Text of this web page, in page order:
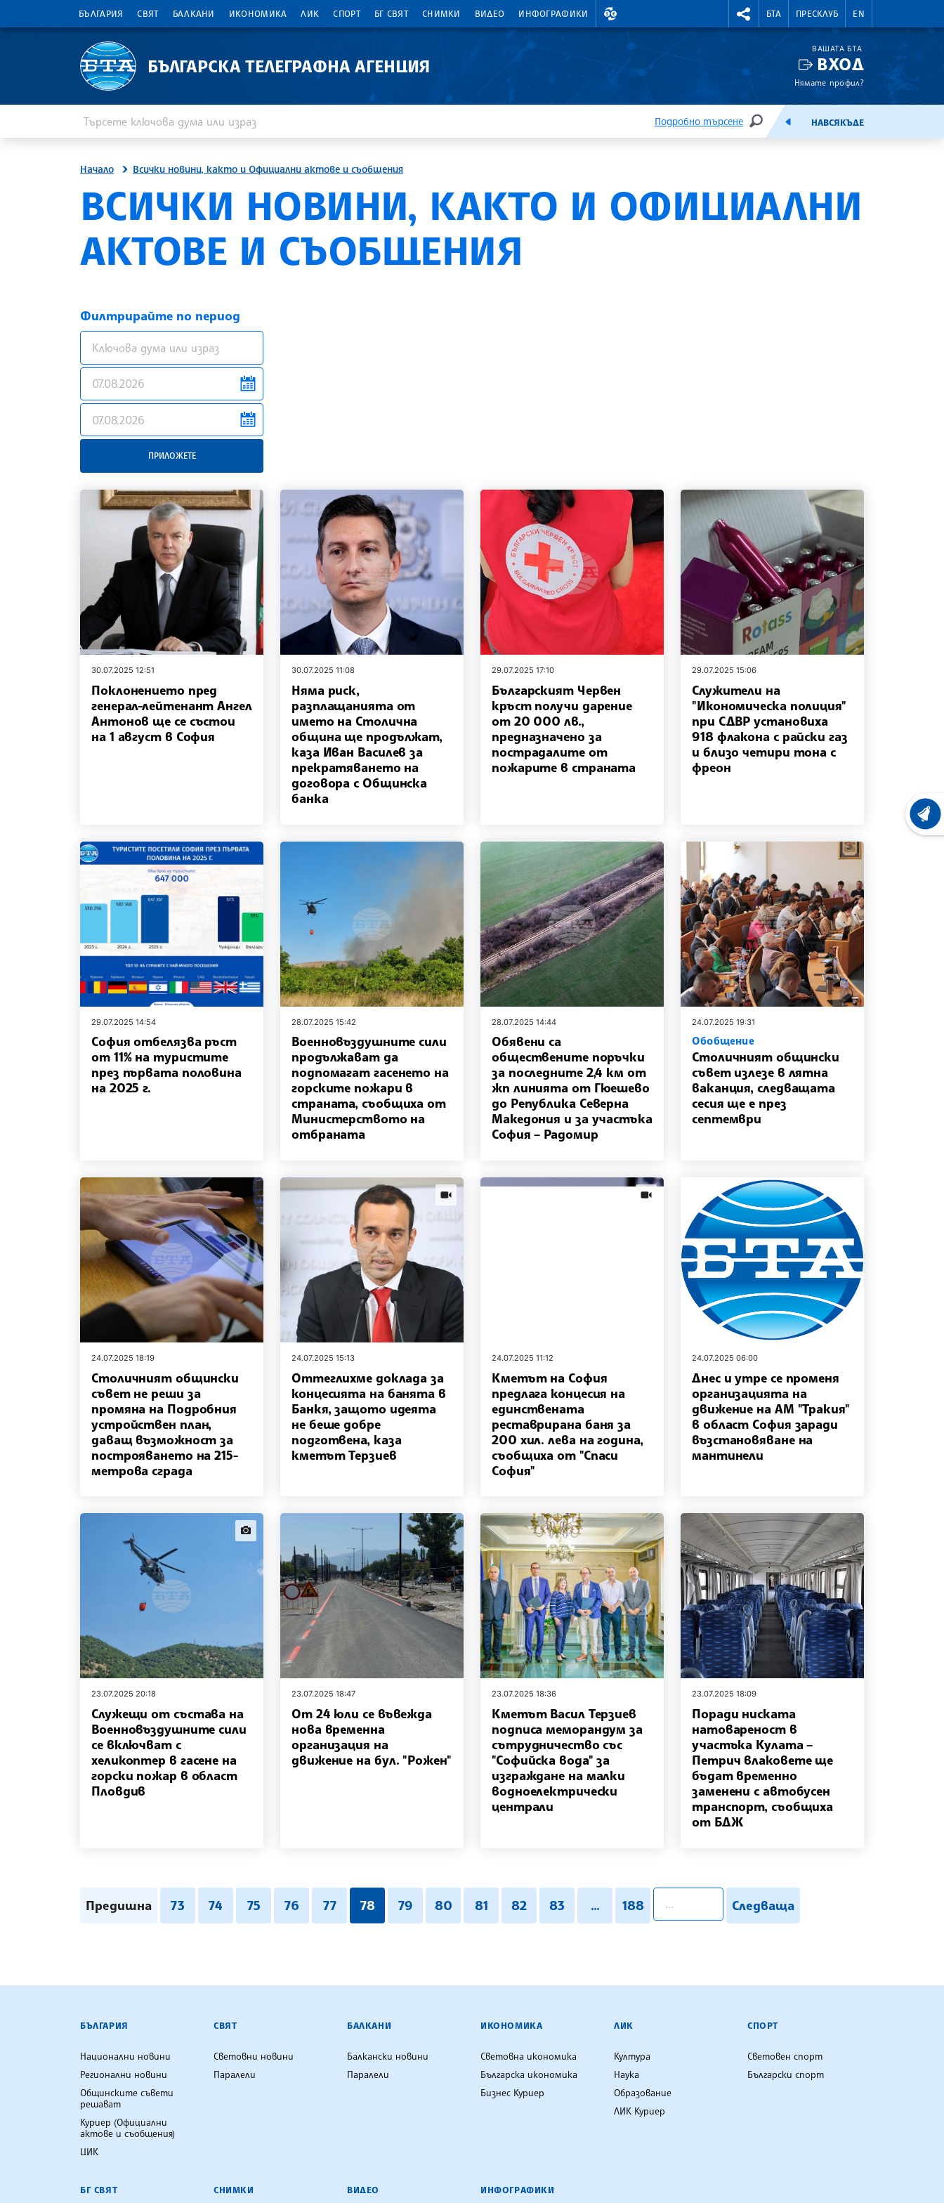
БЪЛГАРИЯ СВЯТ БАЛКАНИ ИКОНОМИКА ЛИК СПОРТ БГ СВЯТ СНИМКИ ВИДЕО ИНФОГРАФИКИ
ВАЛУТНИ КУРСОВЕ RIGHTMENU.SOCIAL
БТА ПРЕСКЛУБ EN
БЪЛГАРСКА ТЕЛЕГРАФНА АГЕНЦИЯ
ВАШАТА БТА
ВХОД
Нямате профил?
Подробно търсене
ТЪРСЕНЕЕМИСИЯНАВСЯКЪДЕ
Начало Всички новини, както и Официални актове и съобщения
ВСИЧКИ НОВИНИ, КАКТО И ОФИЦИАЛНИ
АКТОВЕ И СЪОБЩЕНИЯ
Филтрирайте по период
news.filter.from
news.filter.to
ПРИЛОЖЕТЕ
30.07.2025 12:51
Поклонението пред
генерал-лейтенант Ангел
Антонов ще се състои
на 1 август в София
30.07.2025 11:08
Няма риск,
разплащанията от
името на Столична
община ще продължат,
каза Иван Василев за
прекратяването на
договора с Общинска
банка
29.07.2025 17:10
Българският Червен
кръст получи дарение
от 20 000 лв.,
предназначено за
пострадалите от
пожарите в страната
29.07.2025 15:06
Служители на
"Икономическа полиция"
при СДВР установиха
918 флакона с райски газ
и близо четири тона с
фреон
29.07.2025 14:54
София отбелязва ръст
от 11% на туристите
през първата половина
на 2025 г.
28.07.2025 15:42
Военновъздушните сили
продължават да
подпомагат гасенето на
горските пожари в
страната, съобщиха от
Министерството на
отбраната
28.07.2025 14:44
Обявени са
обществените поръчки
за последните 2,4 км от
жп линията от Гюешево
до Република Северна
Македония и за участъка
София – Радомир
24.07.2025 19:31
Обобщение
Столичният общински
съвет излезе в лятна
ваканция, следващата
сесия ще е през
септември
24.07.2025 18:19
Столичният общински
съвет не реши за
промяна на Подробния
устройствен план,
даващ възможност за
построяването на 215-
метрова сграда
news.videos
24.07.2025 15:13
Оттеглихме доклада за
концесията на банята в
Банкя, защото идеята
не беше добре
подготвена, каза
кметът Терзиев
news.videos
24.07.2025 11:12
Кметът на София
предлага концесия на
единствената
реставрирана баня за
200 хил. лева на година,
съобщиха от "Спаси
София"
24.07.2025 06:00
Днес и утре се променя
организацията на
движение на АМ "Тракия"
в област София заради
възстановяване на
мантинели
news.images
23.07.2025 20:18
Служещи от състава на
Военновъздушните сили
се включват с
хеликоптер в гасене на
горски пожар в област
Пловдив
23.07.2025 18:47
От 24 юли се въвежда
нова временна
организация на
движение на бул. "Рожен"
23.07.2025 18:36
Кметът Васил Терзиев
подписа меморандум за
сътрудничество със
"Софийска вода" за
изграждане на малки
водноелектрически
централи
23.07.2025 18:09
Поради ниската
натовареност в
участъка Кулата –
Петрич влаковете ще
бъдат временно
заменени с автобусен
транспорт, съобщиха
от БДЖ
Предишна 73 74 75 76 77 78 79 80 81 82 83 ... 188
pagination.search
Следваща
БЪЛГАРСКА ТЕЛЕГРАФНА АГЕНЦИЯ
БЪЛГАРИЯ
Национални новини
Регионални новини
Общинските съвети
решават
Куриер (Официални
актове и съобщения)
ЦИК
СВЯТ
Световни новини
Паралели
БАЛКАНИ
Балкански новини
Паралели
ИКОНОМИКА
Световна икономика
Българска икономика
Бизнес Куриер
ЛИК
Култура
Наука
Образование
ЛИК Куриер
СПОРТ
Световен спорт
Български спорт
БГ СВЯТ СНИМКИ ВИДЕО ИНФОГРАФИКИ